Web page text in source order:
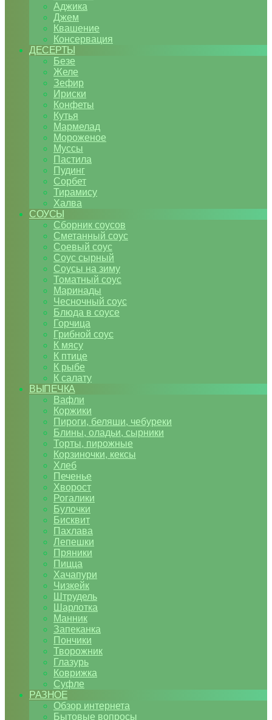
Аджика
Джем
Квашение
Консервация
ДЕСЕРТЫ
Безе
Желе
Зефир
Ириски
Конфеты
Кутья
Мармелад
Мороженое
Муссы
Пастила
Пудинг
Сорбет
Тирамису
Халва
СОУСЫ
Сборник соусов
Сметанный соус
Соевый соус
Соус сырный
Соусы на зиму
Томатный соус
Маринады
Чесночный соус
Блюда в соусе
Горчица
Грибной соус
К мясу
К птице
К рыбе
К салату
ВЫПЕЧКА
Вафли
Коржики
Пироги, беляши, чебуреки
Блины, оладьи, сырники
Торты, пирожные
Корзиночки, кексы
Хлеб
Печенье
Хворост
Рогалики
Булочки
Бисквит
Пахлава
Лепешки
Пряники
Пицца
Хачапури
Чизкейк
Штрудель
Шарлотка
Манник
Запеканка
Пончики
Творожник
Глазурь
Коврижка
Суфле
РАЗНОЕ
Обзор интернета
Бытовые вопросы